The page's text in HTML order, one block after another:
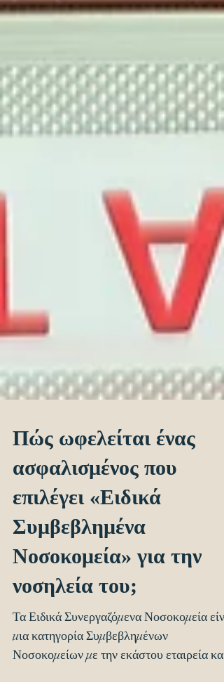
Πώς ωφελείται ένας
ασφαλισμένος που
επιλέγει «Ειδικά
Συμβεβλημένα
Νοσοκομεία» για την
νοσηλεία του;